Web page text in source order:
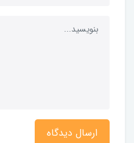
ارسال دیدگاه